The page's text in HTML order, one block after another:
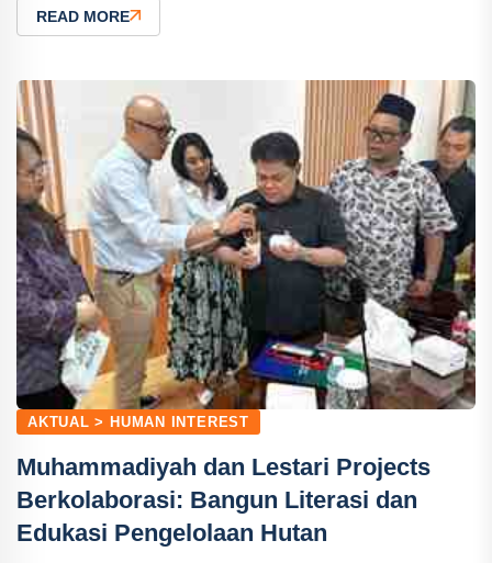
READ MORE
AKTUAL > HUMAN INTEREST
Muhammadiyah dan Lestari Projects
Berkolaborasi: Bangun Literasi dan
Edukasi Pengelolaan Hutan